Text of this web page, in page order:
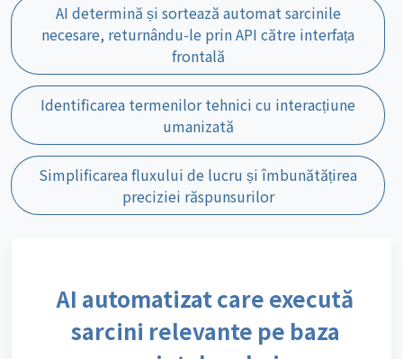
AI determină și sortează automat sarcinile
necesare, returnându-le prin API către interfața
frontală
Identificarea termenilor tehnici cu interacțiune
umanizată
Simplificarea fluxului de lucru și îmbunătățirea
preciziei răspunsurilor
AI automatizat care execută
sarcini relevante pe baza